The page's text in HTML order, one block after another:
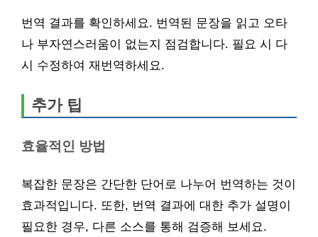
번역 결과를 확인하세요. 번역된 문장을 읽고 오타
나 부자연스러움이 없는지 점검합니다. 필요 시 다
시 수정하여 재번역하세요.
추가 팁
효율적인 방법
복잡한 문장은 간단한 단어로 나누어 번역하는 것이
효과적입니다. 또한, 번역 결과에 대한 추가 설명이
필요한 경우, 다른 소스를 통해 검증해 보세요.